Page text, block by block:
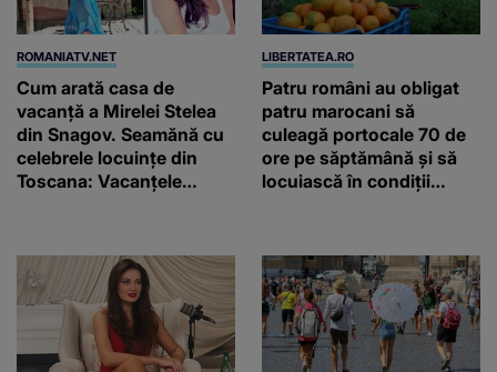
ROMANIATV.NET
Cum arată casa de
vacanță a Mirelei Stelea
din Snagov. Seamănă cu
celebrele locuințe din
Toscana: Vacanţele
amprenta
LIBERTATEA.RO
Patru români au obligat
patru marocani să
culeagă portocale 70 de
ore pe săptămână și să
locuiască în condiții